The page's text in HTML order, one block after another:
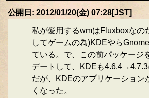
公開日: 2012/01/20(金) 07:28[JST]
私が愛用するwmはFluxboxなの
してゲームの為)KDEやら
ている。で、この前パッケージ
デートして、KDEも4.6.4→4.7.3
だが、KDEのアプリケーション
くなった。